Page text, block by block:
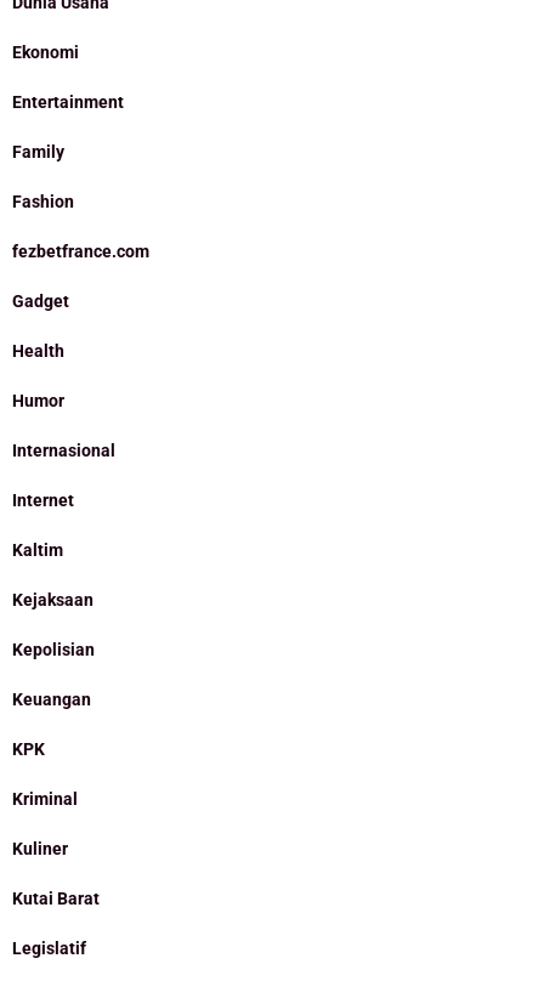
Ekonomi
Entertainment
Family
Fashion
fezbetfrance.com
Gadget
Health
Humor
Internasional
Internet
Kaltim
Kejaksaan
Kepolisian
Keuangan
KPK
Kriminal
Kuliner
Kutai Barat
Legislatif